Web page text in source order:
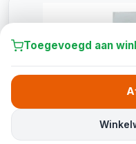
Toegevoegd aan